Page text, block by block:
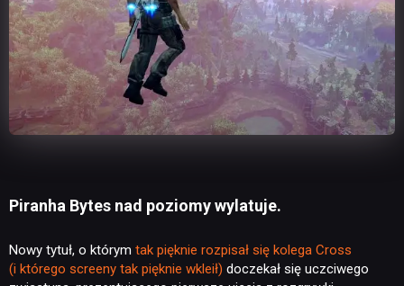
Piranha Bytes nad poziomy wylatuje.
Nowy tytuł, o którym tak pięknie rozpisał się kolega Cross
(i którego screeny tak pięknie wkleił) doczekał się uczciwego